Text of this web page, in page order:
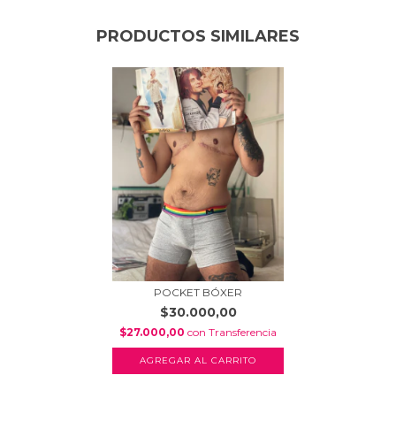
PRODUCTOS SIMILARES
POCKET BÓXER
$30.000,00
$27.000,00 con Transferencia
AGREGAR AL CARRITO